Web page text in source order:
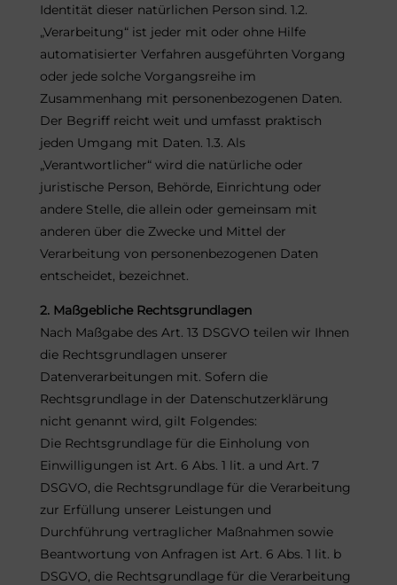
Identität dieser natürlichen Person sind. 1.2.
„Verarbeitung“ ist jeder mit oder ohne Hilfe
automatisierter Verfahren ausgeführten Vorgang
oder jede solche Vorgangsreihe im
Zusammenhang mit personenbezogenen Daten.
Der Begriff reicht weit und umfasst praktisch
jeden Umgang mit Daten. 1.3. Als
„Verantwortlicher“ wird die natürliche oder
juristische Person, Behörde, Einrichtung oder
andere Stelle, die allein oder gemeinsam mit
anderen über die Zwecke und Mittel der
Verarbeitung von personenbezogenen Daten
entscheidet, bezeichnet.
2. Maßgebliche Rechtsgrundlagen
Nach Maßgabe des Art. 13 DSGVO teilen wir Ihnen
die Rechtsgrundlagen unserer
Datenverarbeitungen mit. Sofern die
Rechtsgrundlage in der Datenschutzerklärung
nicht genannt wird, gilt Folgendes:
Die Rechtsgrundlage für die Einholung von
Einwilligungen ist Art. 6 Abs. 1 lit. a und Art. 7
DSGVO, die Rechtsgrundlage für die Verarbeitung
zur Erfüllung unserer Leistungen und
Durchführung vertraglicher Maßnahmen sowie
Beantwortung von Anfragen ist Art. 6 Abs. 1 lit. b
DSGVO, die Rechtsgrundlage für die Verarbeitung